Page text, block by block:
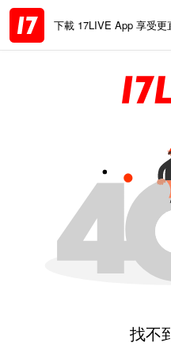
下載 17LIVE App 享受更
找不